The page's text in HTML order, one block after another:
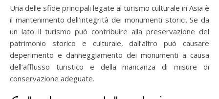
Una delle sfide principali legate al turismo culturale in Asia è
il mantenimento dell’integrità dei monumenti storici. Se da
un lato il turismo può contribuire alla preservazione del
patrimonio storico e culturale, dall’altro può causare
deperimento e danneggiamento dei monumenti a causa
dell’afflusso turistico e della mancanza di misure di
conservazione adeguate.